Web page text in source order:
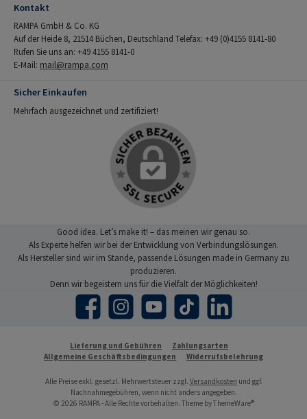
Kontakt
RAMPA GmbH & Co. KG
Auf der Heide 8, 21514 Büchen, Deutschland Telefax: +49 (0)4155 8141-80
Rufen Sie uns an: +49 4155 8141-0
E-Mail: mail@rampa.com
Sicher Einkaufen
Mehrfach ausgezeichnet und zertifiziert!
Good idea. Let’s make it! – das meinen wir genau so.
Als Experte helfen wir bei der Entwicklung von Verbindungslösungen.
Als Hersteller sind wir im Stande, passende Lösungen made in Germany zu
produzieren.
Denn wir begeistern uns für die Vielfalt der Möglichkeiten!
Facebook Instagram YouTube TikTok LinkedIn
Lieferung und Gebühren
Zahlungsarten
Allgemeine Geschäftsbedingungen
Widerrufsbelehrung
Alle Preise exkl. gesetzl. Mehrwertsteuer zzgl. Versandkosten und ggf.
Nachnahmegebühren, wenn nicht anders angegeben.
© 2026 RAMPA - Alle Rechte vorbehalten. Theme byThemeWare®